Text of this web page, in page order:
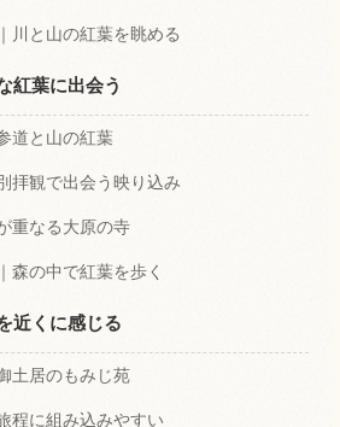
川と山の紅葉を眺める
紅葉に出会う
道と山の紅葉
拝観で出会う映り込み
重なる大原の寺
森の中で紅葉を歩く
近くに感じる
土居のもみじ苑
程に組み込みやすい